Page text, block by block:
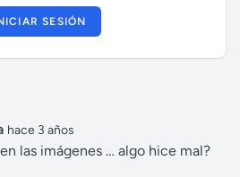
SESIÓN
hace 3 años
las imágenes … algo hice mal?